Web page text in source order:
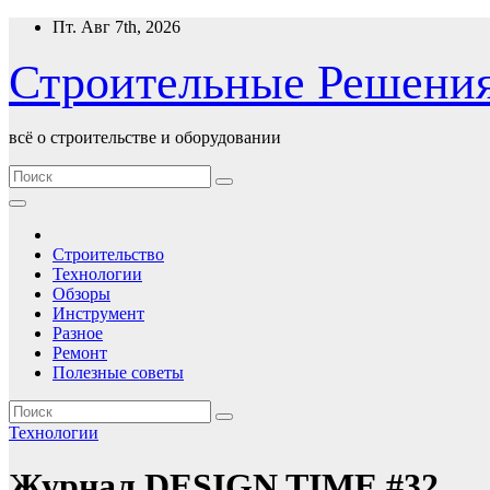
Перейти
содержимому
Пт. Авг 7th, 2026
Строительные
всё о строительстве и оборудовании
Строительство
Технологии
Обзоры
Инструмент
Разное
Ремонт
Полезные советы
Технологии